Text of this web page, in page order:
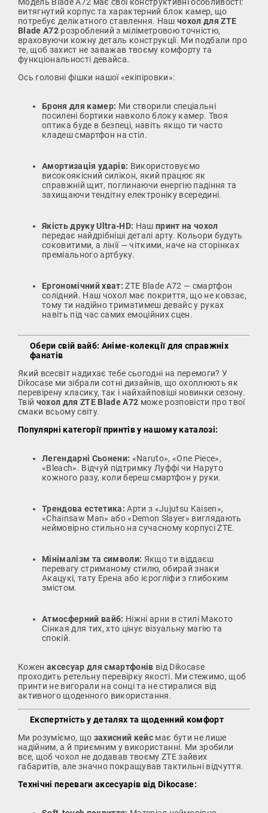
витягнутий корпус та характерний блок камер, що
потребує делікатного ставлення. Наш чохол для ZTE
Blade A72 розроблений з міліметровою точністю,
враховуючи кожну деталь конструкції. Ми подбали про
те, щоб захист не заважав твоєму комфорту та
функціональності девайса.
Ось головні фішки нашої «екіпіровки»:
Броня для камер: Ми створили спеціальні
посилені бортики навколо блоку камер. Твоя
оптика буде в безпеці, навіть якщо ти часто
кладеш смартфон на стіл.
Амортизація ударів: Використовуємо
високоякісний силікон, який працює як
справжній щит, поглинаючи енергію падіння та
захищаючи тендітну електроніку всередині.
Якість друку Ultra-HD: Нашпринт на чохол
передає найдрібніші деталі арту. Кольори будуть
соковитими, а лінії — чіткими, наче на сторінках
преміального артбуку.
Ергономічний хват: ZTE Blade A72 — смартфон
солідний. Наш чохол має покриття, що не ковзає,
тому ти надійно триматимеш девайс у руках
навіть під час самих емоційних сцен.
Обери свій вайб: Аніме-колекції для справжніх
фанатів
Який всесвіт надихає тебе сьогодні на перемоги? У
Dikocase ми зібрали сотні дизайнів, що охоплюють як
перевірену класику, так і найхайповіші новинки сезону.
Твій чохол для ZTE Blade A72 може розповісти про твої
смаки всьому світу.
Популярні категорії принтів у нашому каталозі:
Легендарні Сьонени: «Naruto», «One Piece»,
«Bleach». Відчуй підтримку Луффі чи Наруто
кожного разу, коли береш смартфон у руки.
Трендова естетика: Арти з «Jujutsu Kaisen»,
«Chainsaw Man» або «Demon Slayer» виглядають
неймовірно стильно на сучасному корпусі ZTE.
Мінімалізм та символи: Якщо ти віддаєш
перевагу стриманому стилю, обирай знаки
Акацукі, тату Ерена або ієрогліфи з глибоким
змістом.
Атмосферний вайб: Ніжні арни в стилі Макото
Сінкая для тих, хто цінує візуальну магію та
спокій.
Кожен аксесуар для смартфонів від Dikocase
проходить ретельну перевірку якості. Ми стежимо, щоб
принти не вигорали на сонці та не стиралися від
активного щоденного використання.
Експертність у деталях та щоденний комфорт
Ми розуміємо, що захисний кейс має бути не лише
надійним, а й приємним у використанні. Ми зробили
все, щоб чохол не додавав твоєму ZTE зайвих
габаритів, але значно покращував тактильні відчуття.
Технічні переваги аксесуарів від Dikocase: